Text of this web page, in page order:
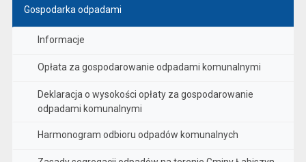
Gospodarka odpadami
Informacje
Opłata za gospodarowanie odpadami komunalnymi
Deklaracja o wysokości opłaty za gospodarowanie
odpadami komunalnymi
Harmonogram odbioru odpadów komunalnych